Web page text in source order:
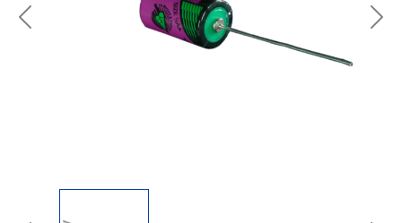
Previous